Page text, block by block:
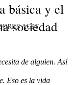
ACPT
básica y el
sociedad
de alguien. Así
Eso es la vida